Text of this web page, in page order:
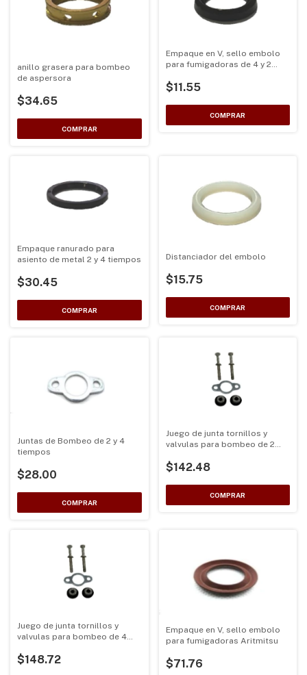
anillo grasera para bombeo
de aspersora
$34.65
Empaque en V, sello embolo
para fumigadoras de 4 y 2
$11.55
Empaque ranurado para
asiento de metal 2 y 4 tiempos
$30.45
Distanciador del embolo
$15.75
Juntas de Bombeo de 2 y 4
tiempos
$28.00
Juego de junta tornillos y
valvulas para bombeo de 2
$142.48
Juego de junta tornillos y
valvulas para bombeo de 4
$148.72
Empaque en V, sello embolo
para fumigadoras Aritmitsu
$71.76